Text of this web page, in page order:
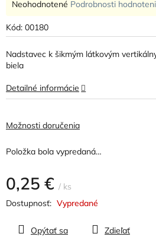
Kód: 00180
0,25 € / ks
Jednotková
Vypredané
Možnosti doručenia
Položka bola vypredaná…
Nadstavec k šikmým látkovým
biela
Detailné informácie
Opýtať sa Zdieľať
Priemerné
produktu
je
0,0
z
5
hviezdičiek.
Neohodnotené Podrobnosti